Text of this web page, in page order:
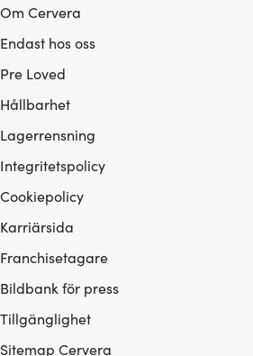
Om Cervera
Endast hos oss
Pre Loved
Hållbarhet
Lagerrensning
Integritetspolicy
Cookiepolicy
Karriärsida
Franchisetagare
Bildbank för press
Tillgänglighet
Sitemap Cervera